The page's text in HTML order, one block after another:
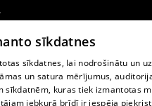
sīkdatnes
sīkdatnes, lai nodrošinātu un
un satura mērījumus,
sīkdatnēm, kuras tiek izmantotas
jebkurā brīdī ir iespēja